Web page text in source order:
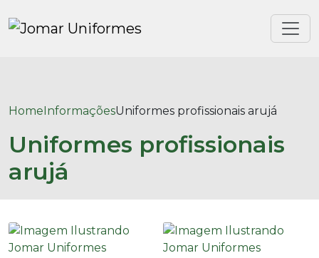
HomeInformaçõesUniformes profissionais arujá
Uniformes profissionais
arujá